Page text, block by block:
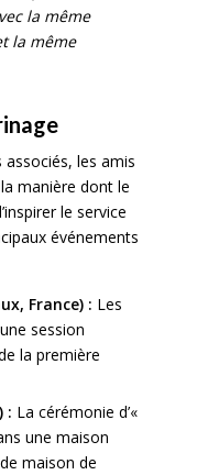
la même
la même
les amis
manière dont le
le service
événements
France) : Les
session
la première
: La cérémonie d’«
une maison
maison de